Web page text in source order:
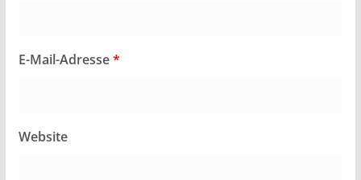
E-Mail-Adresse*
Website